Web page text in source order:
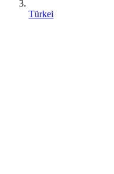
Türkei